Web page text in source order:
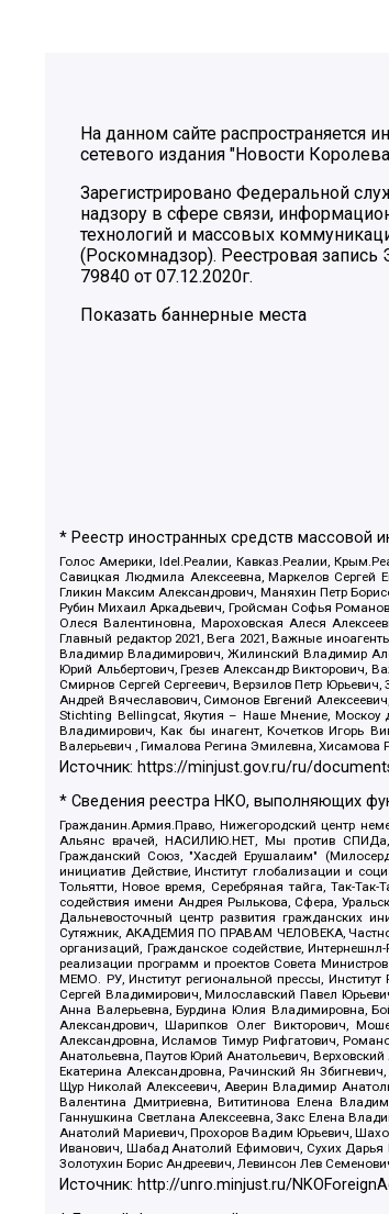
На данном сайте распространяется
сетевого издания "Новости
Зарегистрировано Федеральной
надзору в сфере связи,
технологий и массовых
(Роскомнадзор). Реестровая
79840 от 07.12.2020г.
Показать баннерные места
* Реестр иностранных средств массовой
Голос Америки, Idel.Реалии, Кавказ.Реалии,
Савицкая Людмила Алексеевна, Маркелов Сергей
Гликин Максим Александрович, Маняхин Петр
Рубин Михаил Аркадьевич, Гройсман Софья
Олеся Валентиновна, Мароховская Алеся
Главный редактор 2021, Вега 2021, Важные
Владимир Владимирович, Жилинский Владимир
Юрий Альбертович, Грезев Александр Викторович,
Смирнов Сергей Сергеевич, Верзилов Петр
Андрей Вячеславович, Симонов Евгений
Stichting Bellingcat, Якутия – Наше Мнение, Москоу
Владимирович, Как бы инагент, Кочетков Игорь
Валерьевич , Гималова Регина Эмилевна, Хисамова
Источник: https://minjust.gov.ru/ru/
* Сведения реестра НКО, выполняющих
Гражданин.Армия.Право, Нижегородский центр
Альянс врачей, НАСИЛИЮ.НЕТ, Мы против СПИДа,
Гражданский Союз, "Хасдей Ерушалаим"
инициатив Действие, Институт глобализации и
Тольятти, Новое время, Серебряная тайга, Так-
содействия имени Андрея Рылькова, Сфера,
Дальневосточный центр развития гражданских
Сутяжник, АКАДЕМИЯ ПО ПРАВАМ ЧЕЛОВЕКА, Частное
организаций, Гражданское содействие,
реализации программ и проектов Совета
МЕМО. РУ, Институт региональной прессы,
Сергей Владимирович, Милославский Павел
Анна Валерьевна, Бурдина Юлия Владимировна,
Александрович, Шарипков Олег Викторович,
Александровна, Исламов Тимур Рифгатович,
Анатольевна, Паутов Юрий Анатольевич,
Екатерина Александровна, Рачинский Ян
Щур Николай Алексеевич, Аверин Владимир
Валентина Дмитриевна, Вититинова Елена
Ганнушкина Светлана Алексеевна, Закс Елена
Анатолий Мариевич, Прохоров Вадим Юрьевич,
Иванович, Шабад Анатолий Ефимович, Сухих Дарья
Золотухин Борис Андреевич, Левинсон Лев
Источник: http://unro.minjust.ru/